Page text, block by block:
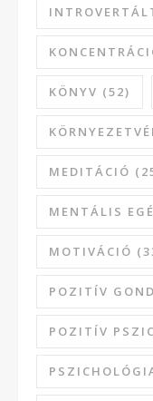
KÖNYV (52)
MEDITÁCIÓ
MENTÁLIS
MOTIVÁCIÓ
POZITÍV
POZITÍV